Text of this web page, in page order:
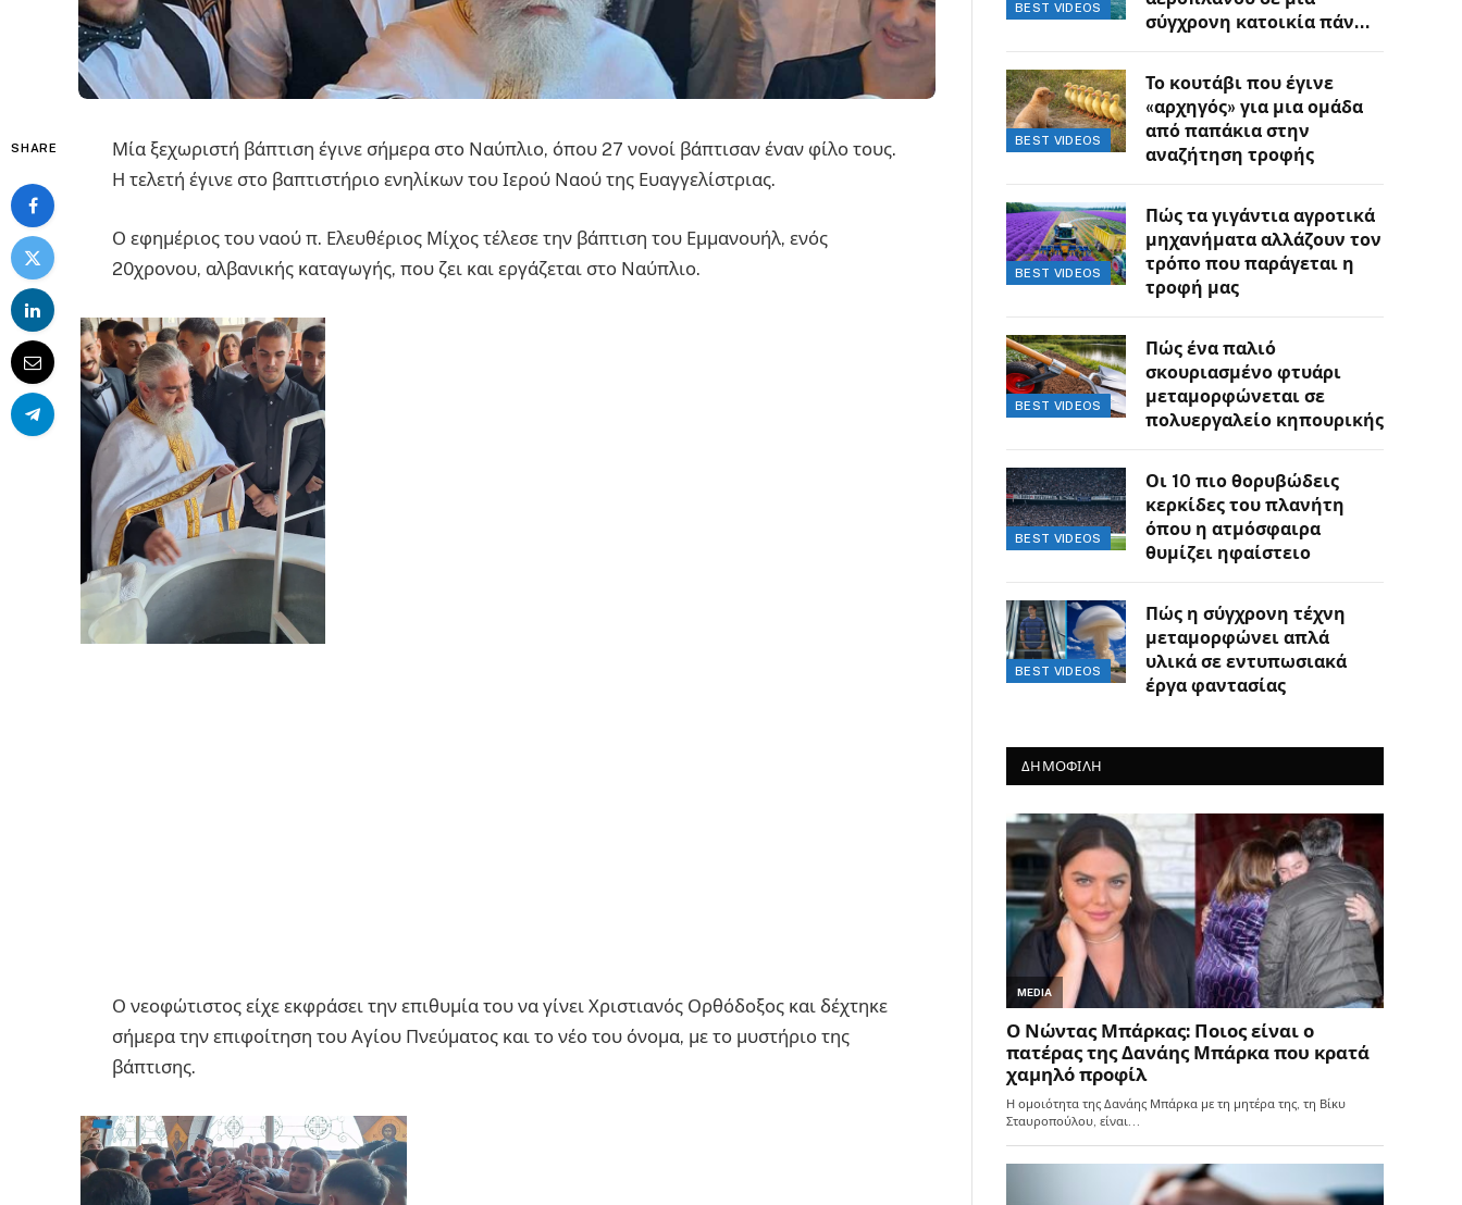
SHARE
Μία ξεχωριστή βάπτιση έγινε σήμερα στο Ναύπλιο, όπου 27 νονοί βάπτισαν έναν φίλο τους.
Η τελετή έγινε στο βαπτιστήριο ενηλίκων του Ιερού Ναού της Ευαγγελίστριας.
Ο εφημέριος του ναού π. Ελευθέριος Μίχος τέλεσε την βάπτιση του Εμμανουήλ, ενός
20χρονου, αλβανικής καταγωγής, που ζει και εργάζεται στο Ναύπλιο.
Ο νεοφώτιστος είχε εκφράσει την επιθυμία του να γίνει Χριστιανός Ορθόδοξος και δέχτηκε
σήμερα την επιφοίτηση του Αγίου Πνεύματος και το νέο του όνομα, με το μυστήριο της
βάπτισης.
BEST VIDEOS
σύγχρονη κατοικία πάνω
BEST VIDEOS
Το κουτάβι που έγινε
«αρχηγός» για μια ομάδα
από παπάκια στην
αναζήτηση τροφής
BEST VIDEOS
Πώς τα γιγάντια αγροτικά
μηχανήματα αλλάζουν τον
τρόπο που παράγεται η
τροφή μας
BEST VIDEOS
Πώς ένα παλιό
σκουριασμένο φτυάρι
μεταμορφώνεται σε
πολυεργαλείο κηπουρικής
BEST VIDEOS
Οι 10 πιο θορυβώδεις
κερκίδες του πλανήτη
όπου η ατμόσφαιρα
θυμίζει ηφαίστειο
BEST VIDEOS
Πώς η σύγχρονη τέχνη
μεταμορφώνει απλά
υλικά σε εντυπωσιακά
έργα φαντασίας
ΔΗΜΟΦΙΛΗ